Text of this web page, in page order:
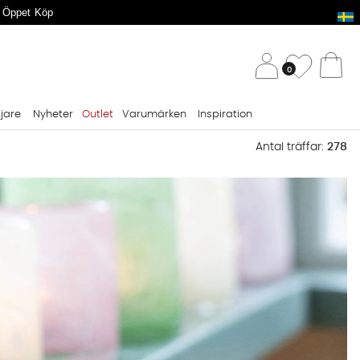
Köp
0
Nyheter Outlet Varumärken Inspiration
Antal träffar: 278